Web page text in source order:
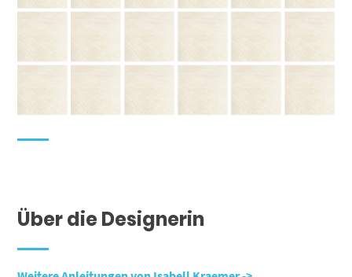
Über die Designerin